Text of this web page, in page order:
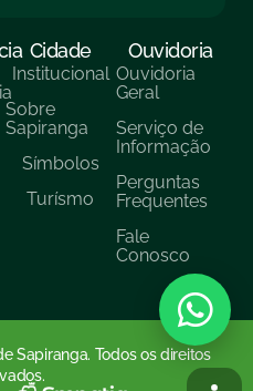
Cidade
Institucional
Sobre
Sapiranga
Símbolos
Turísmo
Ouvidoria
Ouvidoria
Geral
Serviço de
Informação
Perguntas
Frequentes
Fale
Conosco
Sapiranga. Todos os direitos